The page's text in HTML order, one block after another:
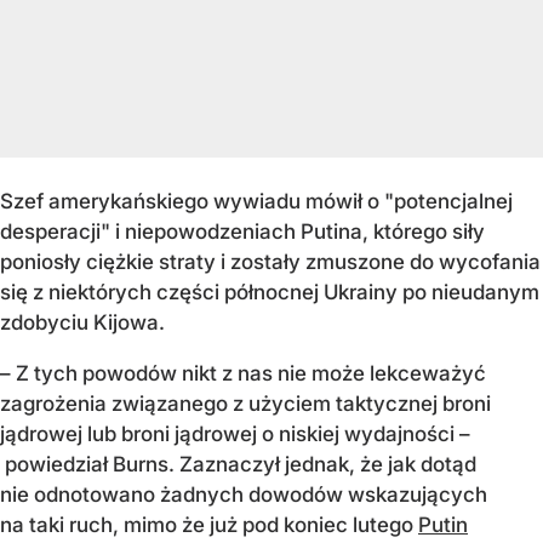
Szef amerykańskiego wywiadu mówił o "potencjalnej
desperacji" i niepowodzeniach Putina, którego siły
poniosły ciężkie straty i zostały zmuszone do wycofania
się z niektórych części północnej Ukrainy po nieudanym
zdobyciu Kijowa.
– Z tych powodów nikt z nas nie może lekceważyć
zagrożenia związanego z użyciem taktycznej broni
jądrowej lub broni jądrowej o niskiej wydajności –
powiedział Burns. Zaznaczył jednak, że jak dotąd
nie odnotowano żadnych dowodów wskazujących
na taki ruch, mimo że już pod koniec lutego Putin